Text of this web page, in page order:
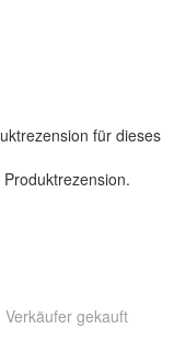
für dieses
.
gekauft